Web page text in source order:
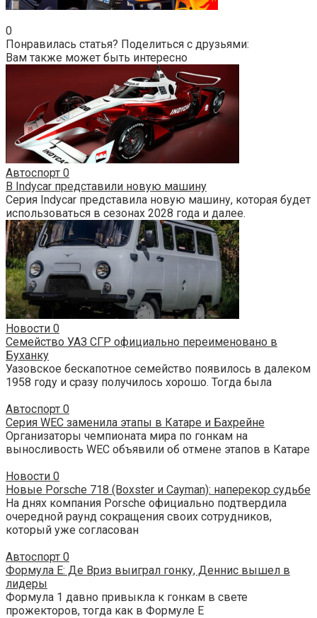
0
Понравилась статья? Поделиться с друзьями:
Вам также может быть интересно
Автоспорт 0
В Indycar представили новую машину
Серия Indycar представила новую машину, которая будет
использоваться в сезонах 2028 года и далее.
Новости 0
Семейство УАЗ СГР официально переименовано в
Буханку
Уазовское бескапотное семейство появилось в далеком
1958 году и сразу получилось хорошо. Тогда была
Автоспорт 0
Серия WEC заменила этапы в Катаре и Бахрейне
Организаторы чемпионата мира по гонкам на
выносливость WEC объявили об отмене этапов в Катаре
Новости 0
Новые Porsche 718 (Boxster и Cayman): наперекор судьбе
На днях компания Porsche официально подтвердила
очередной раунд сокращения своих сотрудников,
который уже согласован
Автоспорт 0
Формула E: Де Вриз выиграл гонку, Деннис вышел в
лидеры
Формула 1 давно привыкла к гонкам в свете
прожекторов, тогда как в Формуле E